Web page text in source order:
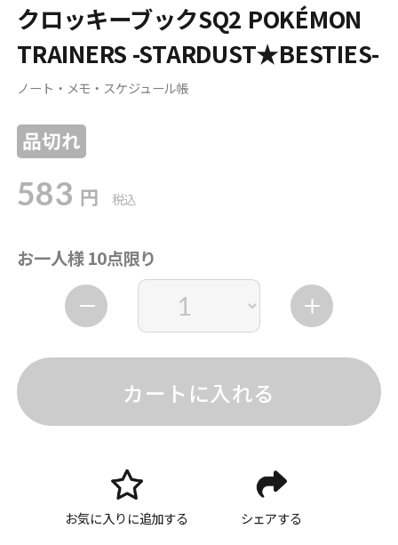
クロッキーブックSQ2 POKÉMON
TRAINERS -STARDUST★BESTIES-
ノート・メモ・スケジュール帳
品切れ
583 円 税込
お一人様 10点限り
カートに入れる
お気に入りに追加する シェアする